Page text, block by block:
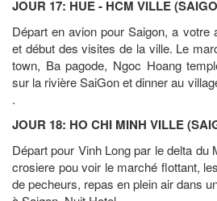
JOUR 17: HUE - HCM VILLE
Départ en avion pour Saigon, a votre
et début des visites de la ville. Le
town, Ba pagode, Ngoc Hoang
sur la rivière SaiGon et dinner au
.
JOUR 18: HO CHI MINH VILLE
Départ pour Vinh Long par le delta du
crosiere pou voir le marché flottant,
de pecheurs, repas en plein air dans